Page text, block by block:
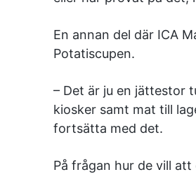
En annan del där ICA
Potatiscupen.
– Det är ju en jättestor
kiosker samt mat till
fortsätta med det.
På frågan hur de vill